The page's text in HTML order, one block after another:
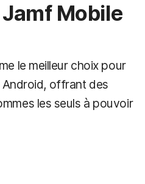
Jamf Mobile
le meilleur choix pour
Android, offrant des
les seuls à pouvoir